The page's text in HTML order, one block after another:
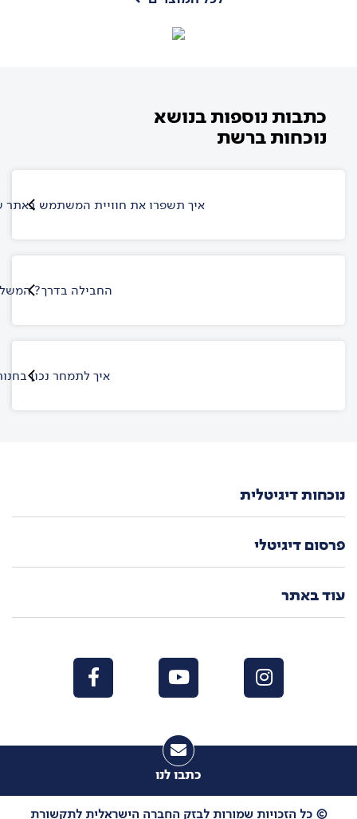
כתבות נוספות בנושא
נוכחות ברשת
איך תשפרו את חוויית המשתמש באתר
החבילה בדרך?
איך לתמחר נכון
נוכחות דיגיטלית
פרסום דיגיטלי
עוד באתר
כתבו לנו
© כל הזכויות שמורות לבזק החברה הישראלית לתקשורת